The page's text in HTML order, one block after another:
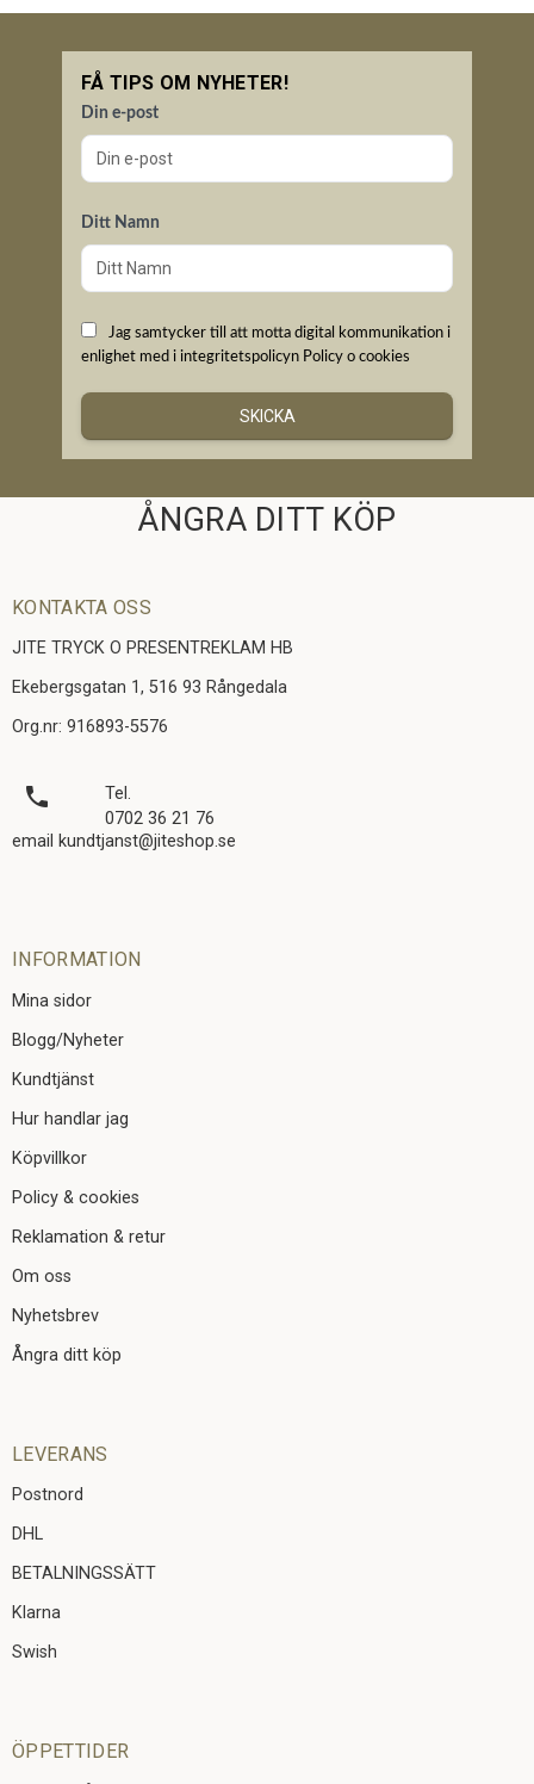
FÅ TIPS OM NYHETER!
Din e-post
Ditt Namn
Jag samtycker till att motta digital kommunikation i
enlighet med i integritetspolicyn Policy o cookies
SKICKA
ÅNGRA DITT KÖP
KONTAKTA OSS
JITE TRYCK O PRESENTREKLAM HB
Ekebergsgatan 1, 516 93 Rångedala
Org.nr: 916893-5576
local_phone
Tel.
0702 36 21 76
email kundtjanst@jiteshop.se
INFORMATION
Mina sidor
Blogg/Nyheter
Kundtjänst
Hur handlar jag
Köpvillkor
Policy & cookies
Reklamation & retur
Om oss
Nyhetsbrev
Ångra ditt köp
LEVERANS
Postnord
DHL
BETALNINGSSÄTT
Klarna
Swish
ÖPPETTIDER